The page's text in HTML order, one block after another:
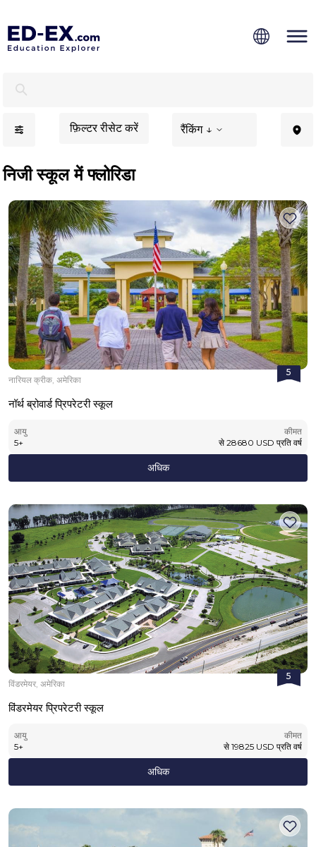
फ़िल्टर रीसेट करें रैंकिंग ↓
निजी स्कूल में फ्लोरिडा
5
नारियल क्रीक, अमेरिका
नॉर्थ ब्रोवार्ड प्रिपरेटरी स्कूल
आयु
5+
कीमत
से 28680 USD प्रति वर्ष
अधिक
5
विंडरमेयर, अमेरिका
विंडरमेयर प्रिपरेटरी स्कूल
आयु
5+
कीमत
से 19825 USD प्रति वर्ष
अधिक